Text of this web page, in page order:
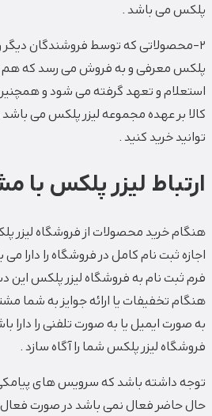
پلکس می باشد .
2-محصولاتی که توسط فروشندگان دیگر
پلکس معرفی و به فروش می رسد که هم
استعلام و تعهد گرفته می شود و
کالا بر عهده مجموعه لیزر پلکس می
توانید خرید کنید .
ارتباط لیزر پلکس با
هنگام خرید محصولات از فروشگاه لیزر
اجازه ثبت نام کامل در فروشگاه را دارا می
فرم ثبت نام به فروشگاه لیزر پلکس این
هنگام تخفیفات یا ارائه جوایز به شما
به صورت ایمیل یا به صورت تلفنی را دارا
فروشگاه لیزر پلکس شما را آگاه سازد .
توجه داشته باشد که سرویس های
حال حاضر فعال نمی باشد در صورت